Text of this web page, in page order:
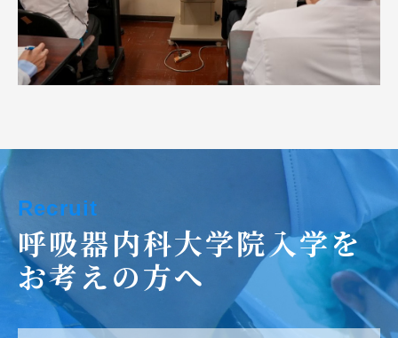
Recruit
呼吸器内科大学院入学を
お考えの方へ